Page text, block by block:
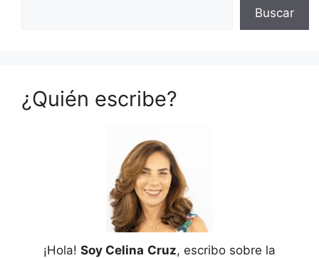
Buscar
¿Quién escribe?
¡Hola! Soy Celina Cruz, escribo sobre la